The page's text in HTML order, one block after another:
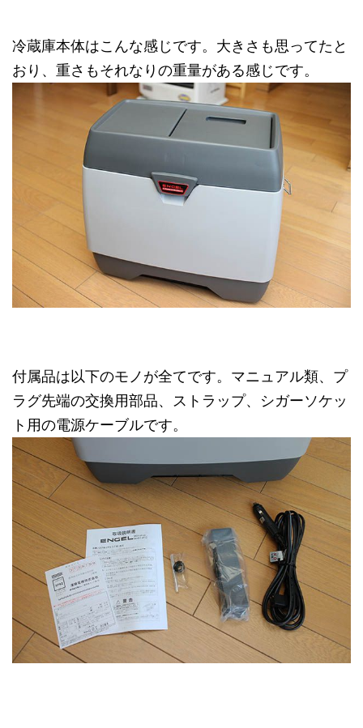
冷蔵庫本体はこんな感じです。大きさも思ってたと
おり、重さもそれなりの重量がある感じです。
付属品は以下のモノが全てです。マニュアル類、プ
ラグ先端の交換用部品、ストラップ、シガーソケッ
ト用の電源ケーブルです。